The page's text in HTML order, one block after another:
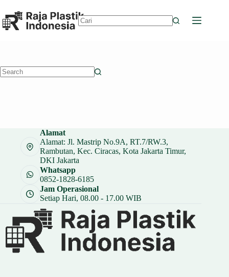
to
content
Alamat
Alamat: Jl. Mastrip No.9A, RT.7/RW.3,
Rambutan, Kec. Ciracas, Kota Jakarta Timur,
DKI Jakarta
Whatsapp
0852-1828-6185
Jam Operasional
Setiap Hari, 08.00 - 17.00 WIB